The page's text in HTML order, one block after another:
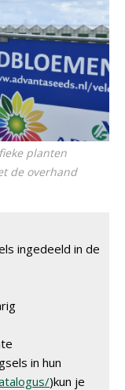
planten
de overhand
ingedeeld in de
in hun
)kun je